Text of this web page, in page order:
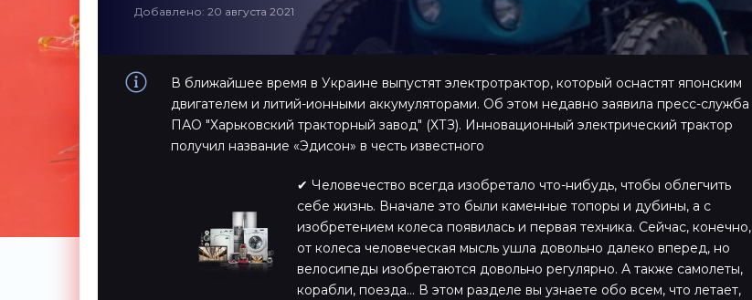
Добавлено: 20 августа 2021
В ближайшее время в Украине выпустят электротрактор, который оснастят японским
двигателем и литий-ионными аккумуляторами. Об этом недавно заявила пресс-служба
ПАО "Харьковский тракторный завод" (ХТЗ). Инновационный электрический трактор
получил название «Эдисон» в честь известного
✔ Человечество всегда изобретало что-нибудь, чтобы облегчить
себе жизнь. Вначале это были каменные топоры и дубины, а с
изобретением колеса появилась и первая техника. Сейчас, конечно,
от колеса человеческая мысль ушла довольно далеко вперед, но
велосипеды изобретаются довольно регулярно. А также самолеты,
корабли, поезда… В этом разделе вы узнаете обо всем, что летает,